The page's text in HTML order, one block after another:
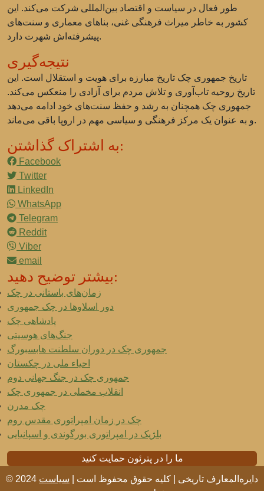
طور فعال در سیاست و اقتصاد بین‌المللی شرکت می‌کند. این
کشور به خاطر میراث فرهنگی غنی، بناهای معماری و سنت‌های
پیشرفته‌اش شهرت دارد.
نتیجه‌گیری
تاریخ جمهوری چک تاریخ مبارزه برای هویت و استقلال است. این
تاریخ روحیه تاب‌آوری و تلاش مردم برای آزادی را منعکس می‌کند.
جمهوری چک همچنان به رشد و حفظ سنت‌های خود ادامه می‌دهد
و به عنوان یک مرکز فرهنگی و سیاسی مهم در اروپا باقی می‌ماند.
به اشتراک گذاشتن:
Facebook
Twitter
LinkedIn
WhatsApp
Telegram
Reddit
Viber
email
بیشتر توضیح دهید:
زمان‌های باستانی در چک
دور اسلاوها در چک جمهوری
پادشاهی چک
جنگ‌های هوسیتی
جمهوری چک در دوران سلطنت هابسبورگ
احیاء ملی در چکستان
جمهوری چک در جنگ جهانی دوم
انقلاب مخملی در جمهوری چک
چک مدرن
چک در زمان امپراتوری مقدس روم
بلژیک در امپراتوری بورگوندی و اسپانیایی
ما را در پترئون حمایت کنید
© 2024 دایره‌المعارف تاریخی | کلیه حقوق محفوظ است | سیاست